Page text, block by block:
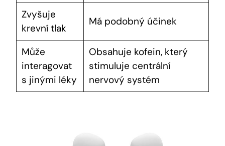
Zvyšuje
krevní tlak
Má podobný účinek
Může
interagovat
s jinými léky
Obsahuje kofein, který
stimuluje centrální
nervový systém